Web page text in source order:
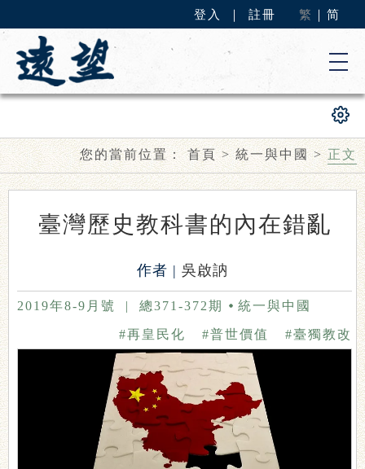
登入 註冊 繁 简
您的當前位置：首頁>統一與中國>正文
臺灣歷史教科書的內在錯亂
作者 | 吳啟訥
2019年8-9月號 | 總371-372期 統一與中國
#臺獨教改
#普世價值
#再皇民化